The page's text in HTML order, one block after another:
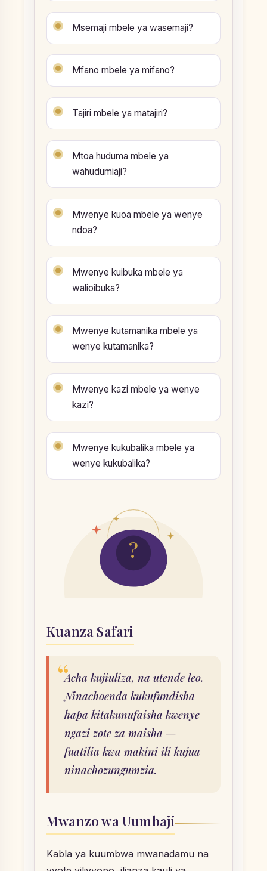
Msemaji mbele ya wasemaji?
Mfano mbele ya mifano?
Tajiri mbele ya matajiri?
Mtoa huduma mbele ya
wahudumiaji?
Mwenye kuoa mbele ya wenye
ndoa?
Mwenye kuibuka mbele ya
walioibuka?
Mwenye kutamanika mbele ya
wenye kutamanika?
Mwenye kazi mbele ya wenye
kazi?
Mwenye kukubalika mbele ya
wenye kukubalika?
?
Kuanza Safari
Acha kujiuliza, na utende leo.
Ninachoenda kukufundisha
hapa kitakunufaisha kwenye
ngazi zote za maisha —
fuatilia kwa makini ili kujua
ninachozungumzia.
Mwanzo wa Uumbaji
Kabla ya kuumbwa mwanadamu na